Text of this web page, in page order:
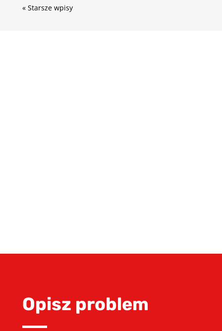
« Starsze wpisy
Opisz problem